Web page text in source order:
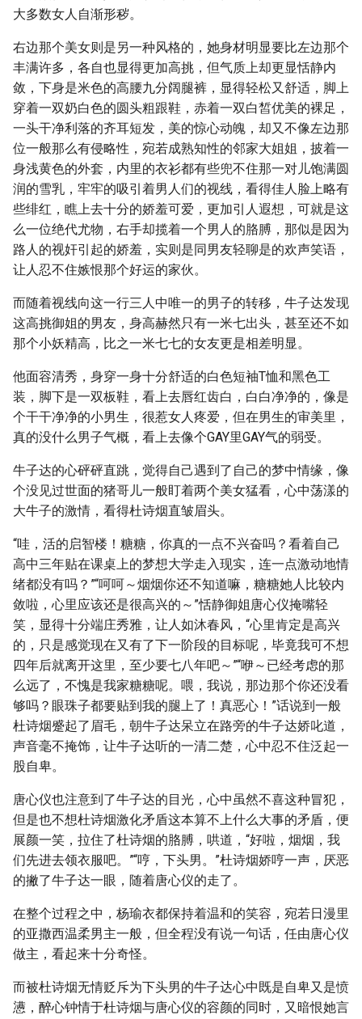
大多数女人自渐形秽。
右边那个美女则是另一种风格的，她身材明显要比左边那个
丰满许多，各自也显得更加高挑，但气质上却更显恬静内
敛，下身是米色的高腰九分阔腿裤，显得轻松又舒适，脚上
穿着一双奶白色的圆头粗跟鞋，赤着一双白皙优美的裸足，
一头干净利落的齐耳短发，美的惊心动魄，却又不像左边那
位一般那么有侵略性，宛若成熟知性的邻家大姐姐，披着一
身浅黄色的外套，内里的衣衫都有些兜不住那一对儿饱满圆
润的雪乳，牢牢的吸引着男人们的视线，看得佳人脸上略有
些绯红，瞧上去十分的娇羞可爱，更加引人遐想，可就是这
么一位绝代尤物，右手却揽着一个男人的胳膊，那似是因为
路人的视奸引起的娇羞，实则是同男友轻聊是的欢声笑语，
让人忍不住嫉恨那个好运的家伙。
而随着视线向这一行三人中唯一的男子的转移，牛子达发现
这高挑御姐的男友，身高赫然只有一米七出头，甚至还不如
那个小妖精高，比之一米七七的女友更是相差明显。
他面容清秀，身穿一身十分舒适的白色短袖T恤和黑色工
装，脚下是一双板鞋，看上去唇红齿白，白白净净的，像是
个干干净净的小男生，很惹女人疼爱，但在男生的审美里，
真的没什么男子气概，看上去像个GAY里GAY气的弱受。
牛子达的心砰砰直跳，觉得自己遇到了自己的梦中情缘，像
个没见过世面的猪哥儿一般盯着两个美女猛看，心中荡漾的
大牛子的激情，看得杜诗烟直皱眉头。
“哇，活的启智楼！糖糖，你真的一点不兴奋吗？看着自己
高中三年贴在课桌上的梦想大学走入现实，连一点激动地情
绪都没有吗？”“呵呵～烟烟你还不知道嘛，糖糖她人比较内
敛啦，心里应该还是很高兴的～”恬静御姐唐心仪掩嘴轻
笑，显得十分端庄秀雅，让人如沐春风，“心里肯定是高兴
的，只是感觉现在又有了下一阶段的目标呢，毕竟我可不想
四年后就离开这里，至少要七八年吧～”“咿～已经考虑的那
么远了，不愧是我家糖糖呢。喂，我说，那边那个你还没看
够吗？眼珠子都要贴到我的腿上了！真恶心！”话说到一般
杜诗烟蹙起了眉毛，朝牛子达呆立在路旁的牛子达娇叱道，
声音毫不掩饰，让牛子达听的一清二楚，心中忍不住泛起一
股自卑。
唐心仪也注意到了牛子达的目光，心中虽然不喜这种冒犯，
但是也不想杜诗烟激化矛盾这本算不上什么大事的矛盾，便
展颜一笑，拉住了杜诗烟的胳膊，哄道，“好啦，烟烟，我
们先进去领衣服吧。”“哼，下头男。”杜诗烟娇哼一声，厌恶
的撇了牛子达一眼，随着唐心仪的走了。
在整个过程之中，杨瑜衣都保持着温和的笑容，宛若日漫里
的亚撒西温柔男主一般，但全程没有说一句话，任由唐心仪
做主，看起来十分奇怪。
而被杜诗烟无情贬斥为下头男的牛子达心中既是自卑又是愤
懑，醉心钟情于杜诗烟与唐心仪的容颜的同时，又暗恨她言